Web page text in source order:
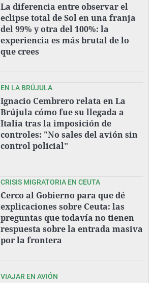
La diferencia entre observar el
eclipse total de Sol en una franja
del 99% y otra del 100%: la
experiencia es más brutal de lo
que crees
EN LA BRÚJULA
Ignacio Cembrero relata en La
Brújula cómo fue su llegada a
Italia tras la imposición de
controles: "No sales del avión sin
control policial"
CRISIS MIGRATORIA EN CEUTA
Cerco al Gobierno para que dé
explicaciones sobre Ceuta: las
preguntas que todavía no tienen
respuesta sobre la entrada masiva
por la frontera
VIAJAR EN AVIÓN